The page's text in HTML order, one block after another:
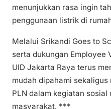
menunjukkan rasa ingin
penggunaan listrik di
Melalui Srikandi Goes to
serta dukungan Employee
UID Jakarta Raya terus
mudah dipahami
PLN dalam kegiatan sosial
masyarakat. ***